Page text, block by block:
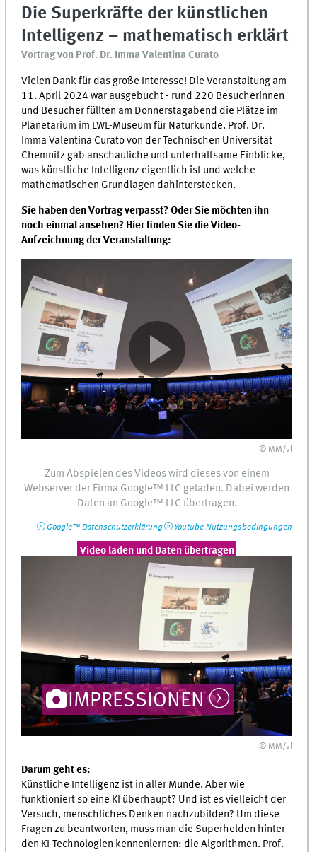
Die Superkräfte der künstlichen
Intelligenz – mathematisch erklärt
Vortrag von Prof. Dr. Imma Valentina Curato
Vielen Dank für das große Interesse! Die Veranstaltung am
11. April 2024 war ausgebucht - rund 220 Besucherinnen
und Besucher füllten am Donnerstagabend die Plätze im
Planetarium im LWL-Museum für Naturkunde. Prof. Dr.
Imma Valentina Curato von der Technischen Universität
Chemnitz gab anschauliche und unterhaltsame Einblicke,
was künstliche Intelligenz eigentlich ist und welche
mathematischen Grundlagen dahinterstecken.
Sie haben den Vortrag verpasst? Oder Sie möchten ihn
noch einmal ansehen? Hier finden Sie die Video-
Aufzeichnung der Veranstaltung:
© MM/vl
Zum Abspielen des Videos wird dieses von einem
Webserver der Firma Google™ LLC geladen. Dabei werden
Daten an Google™ LLC übertragen.
Google™ Datenschutzerklärung Youtube Nutzungsbedingungen
Video laden und Daten übertragen
IMPRESSIONEN
© MM/vl
Darum geht es:
Künstliche Intelligenz ist in aller Munde. Aber wie
funktioniert so eine KI überhaupt? Und ist es vielleicht der
Versuch, menschliches Denken nachzubilden? Um diese
Fragen zu beantworten, muss man die Superhelden hinter
den KI-Technologien kennenlernen: die Algorithmen. Prof.